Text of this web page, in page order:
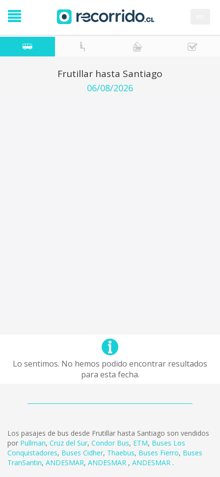
Frutillar hasta Santiago
06/08/2026
Lo sentimos. No hemos podido encontrar resultados
para esta fecha.
Los pasajes de bus desde Frutillar hasta Santiago son vendidos
por Pullman, Cruz del Sur, Condor Bus, ETM, Buses Los
Conquistadores, Buses Cidher, Thaebus, Buses Fierro, Buses
TranSantin, ANDESMAR, ANDESMAR , ANDESMAR .